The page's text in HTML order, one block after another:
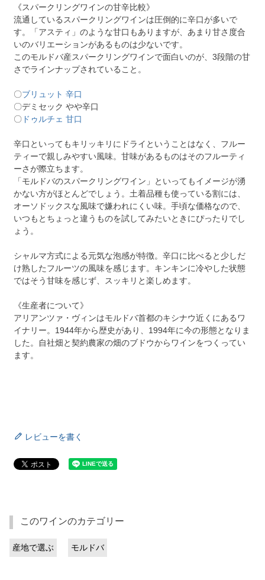
《スパークリングワインの甘辛比較》
流通しているスパークリングワインは圧倒的に辛口が多いで
す。「アスティ」のような甘口もありますが、あまり甘さ度合
いのバリエーションがあるものは少ないです。
このモルドバ産スパークリングワインで面白いのが、3段階の甘
さでラインナップされていること。
〇ブリュット 辛口
〇デミセック やや辛口
〇 ドゥルチェ 甘口
辛口といってもキリッキリにドライということはなく、フルー
ティーで親しみやすい風味。甘味があるものはそのフルーティ
ーさが際立ちます。
「モルドバのスパークリングワイン」といってもイメージが湧
かない方がほとんどでしょう。土着品種も使っている割には、
オーソドックスな風味で嫌われにくい味。手頃な価格なので、
いつもとちょっと違うものを試してみたいときにぴったりでし
ょう。
シャルマ方式による元気な泡感が特徴。辛口に比べると少しだ
け熟したフルーツの風味を感じます。キンキンに冷やした状態
ではそう甘味を感じず、スッキリと楽しめます。
《生産者について》
アリアンツァ・ヴィンはモルドバ首都のキシナウ近くにあるワ
イナリー。1944年から歴史があり、1994年に今の形態となりま
した。自社畑と契約農家の畑のブドウからワインをつくってい
ます。
レビューを書く
このワインのカテゴリー
産地で選ぶ モルドバ